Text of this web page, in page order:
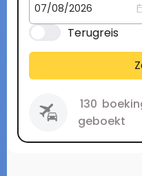
Terugreis
130
geboekt